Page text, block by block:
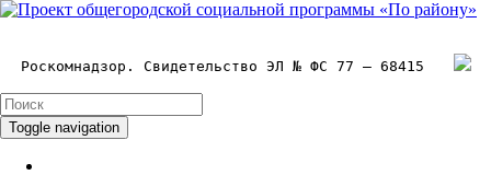
Роскомнадзор. Свидетельство ЭЛ № ФС 77 – 68415
Toggle navigation